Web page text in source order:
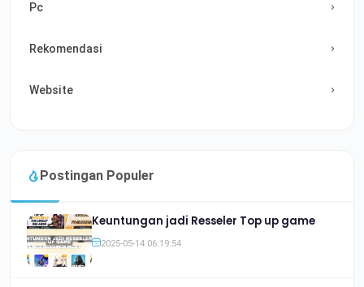
Pc
Rekomendasi
Website
Postingan Populer
Keuntungan jadi Resseler Top up game
2025-05-14 06:19:54